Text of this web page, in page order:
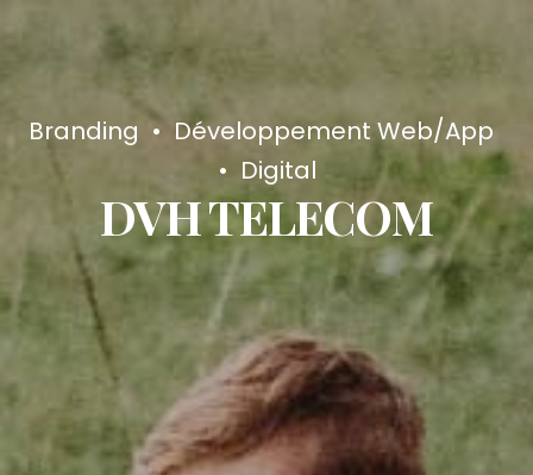
Branding
Développement Web/App
Digital
DVH TELECOM